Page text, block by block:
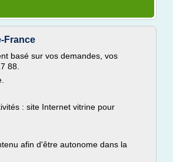
France
basé sur vos demandes, vos
88.
: site Internet vitrine pour
afin d'être autonome dans la